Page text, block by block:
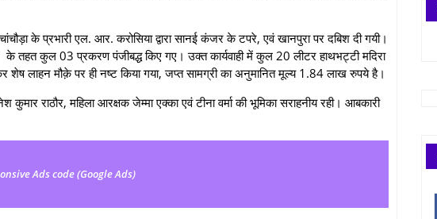
के प्रभारी एल. आर. करोसिया द्वारा सानई कंजर के टपरे, एवं खानपुरा पर दबिश दी गयी।
तहत कुल 03 प्रकरण पंजीबद्ध किए गए। उक्त कार्यवाही में कुल 20 लीटर हाथभट्टी मदिरा
लाहन मौक़े पर ही नष्ट किया गया, जप्त सामग्री का अनुमानित मूल्य 1.84 लाख रुपये है।
राठौर, महिला आरक्षक जेम्मा एक्का एवं टीना वर्मा की भूमिका सराहनीय रही। आबकारी
Ads code (Google Ads)